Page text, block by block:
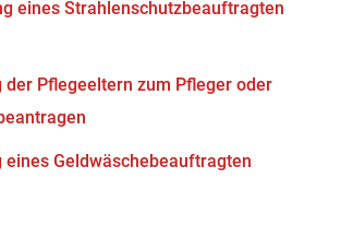
eines Strahlenschutzbeauftragten
der Pflegeeltern zum Pfleger oder
eines Geldwäschebeauftragten